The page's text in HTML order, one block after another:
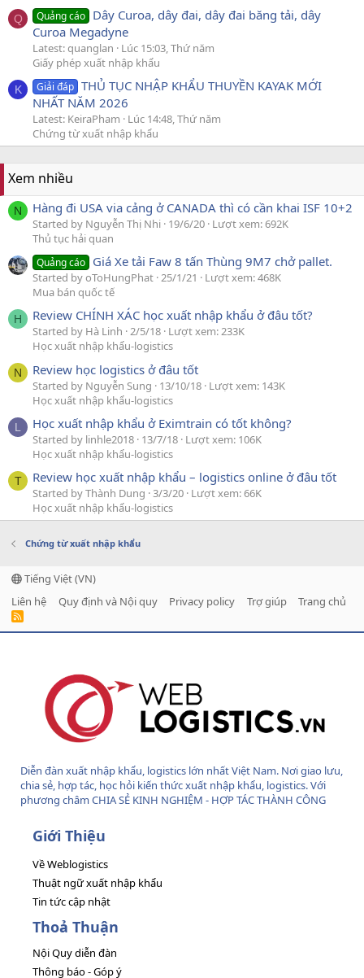
Q Quảng cáo Dây Curoa, dây đai, dây đai băng tải, dây
Curoa Megadyne
Latest: quanglan
Lúc 15:03, Thứ năm
Giấy phép xuất nhập khẩu
K Giải đáp THỦ TỤC NHẬP KHẨU THUYỀN KAYAK MỚI
NHẤT NĂM 2026
Latest: KeiraPham
Lúc 14:48, Thứ năm
Chứng từ xuất nhập khẩu
Xem nhiều
N Hàng đi USA via cảng ở CANADA thì có cần khai ISF 10+2
Started by Nguyễn Thị Nhi 19/6/20 Lượt xem: 692K
Thủ tục hải quan
Quảng cáo Giá Xe tải Faw 8 tấn Thùng 9M7 chở pallet.
Started by oToHungPhat 25/1/21
Lượt xem: 468K
Mua bán quốc tế
H Review CHÍNH XÁC học xuất nhập khẩu ở đâu tốt?
Started by Hà Linh 2/5/18 Lượt xem: 233K
Học xuất nhập khẩu-logistics
N Review học logistics ở đâu tốt
Started by Nguyễn Sung 13/10/18 Lượt xem: 143K
Học xuất nhập khẩu-logistics
L Học xuất nhập khẩu ở Eximtrain có tốt không?
Started by linhle2018 13/7/18 Lượt xem: 106K
Học xuất nhập khẩu-logistics
T Review học xuất nhập khẩu – logistics online ở đâu tốt
Started by Thành Dung 3/3/20 Lượt xem: 66K
Học xuất nhập khẩu-logistics
Chứng từ xuất nhập khẩu
Tiếng Việt (VN)
Liên hệ
Quy định và Nội quy Privacy policy Trợ giúp Trang chủ
R
Diễn đàn xuất nhập khẩu, logistics lớn nhất Việt Nam. Nơi giao lưu,
chia sẻ, hợp tác, học hỏi kiến thức xuất nhập khẩu, logistics. Với
phương châm CHIA SẺ KINH NGHIỆM - HỢP TÁC THÀNH CÔNG
Giới Thiệu
Về Weblogistics
Thuật ngữ xuất nhập khẩu
Tin tức cập nhật
Thoả Thuận
Nội Quy diễn đàn
Thông báo - Góp ý